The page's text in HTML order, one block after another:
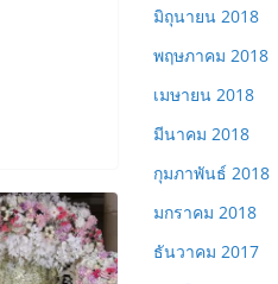
มิถุนายน 2018
พฤษภาคม 2018
เมษายน 2018
มีนาคม 2018
กุมภาพันธ์ 2018
มกราคม 2018
ธันวาคม 2017